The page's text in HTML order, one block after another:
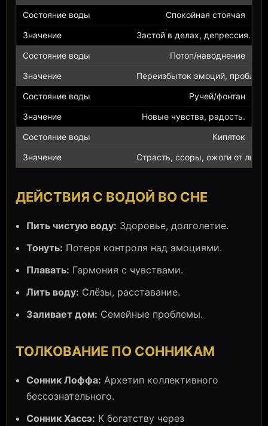
Спокойная стоячая
Застой в делах, депрессия.
Потоп/наводнение
Переизбыток эмоций,
Ручей/фонтан
Новые чувства, радость.
Кипяток
Страсть, ссоры, ожоги от
ДЕЙСТВИЯ С ВОДОЙ ВО СНЕ
Пить чистую воду: Здоровье, долголетие.
Тонуть: Потеря контроля над эмоциями.
Плавать: Гармония с чувствами.
Лить воду: Слёзы, расставание.
Заливает дом: Семейные проблемы.
ТОЛКОВАНИЕ ПО СОННИКАМ
Сонник Лоффа: Архетип коллективного
бессознательного.
Сонник Хассэ: К богатству через